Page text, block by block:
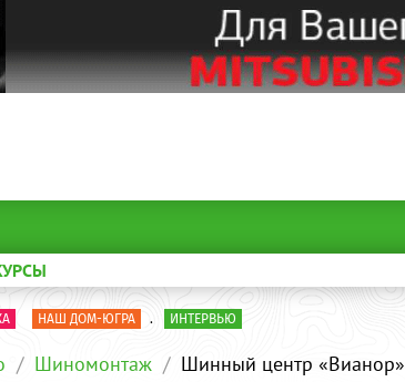
НАШ ДОМ-ЮГРА . ИНТЕРВЬЮ
Шиномонтаж Шинный центр «Вианор»